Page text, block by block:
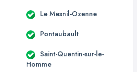
Le Mesnil-Ozenne
Pontaubault
Saint-Quentin-sur-le-
Homme